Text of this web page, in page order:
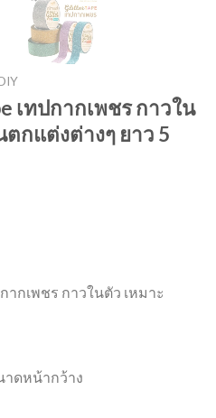
เทปกากเพชร กาวใน
กแต่งต่างๆ ยาว 5
ากเพชร กาวในตัว เหมาะ
าดหน้ากว้าง